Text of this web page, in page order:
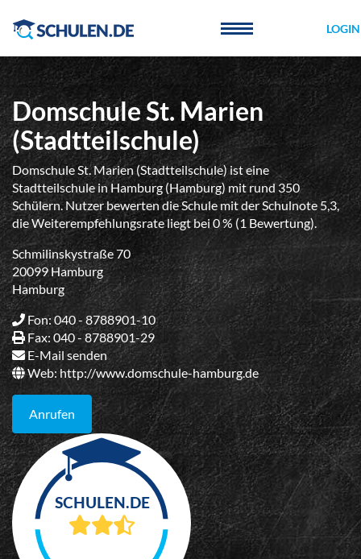
LOGIN
Domschule St. Marien
(Stadtteilschule)
Domschule St. Marien (Stadtteilschule) ist eine
Stadtteilschule in Hamburg (Hamburg) mit rund 350
Schülern. Nutzer bewerten die Schule mit der Schulnote 5,3,
die Weiterempfehlungsrate liegt bei 0 % (1 Bewertung).
Schmilinskystraße 70
20099 Hamburg
Hamburg
Fon: 040 - 8788901-10
Fax: 040 - 8788901-29
E-Mail senden
Web:http://www.domschule-hamburg.de
Anrufen